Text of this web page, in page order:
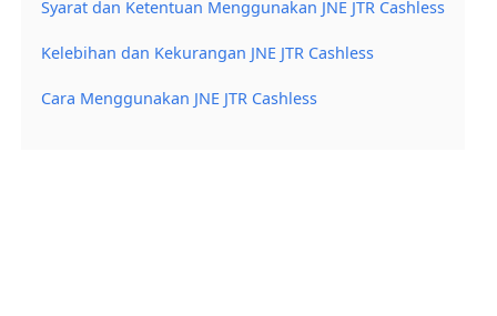
Syarat dan Ketentuan Menggunakan JNE JTR Cashless
Kelebihan dan Kekurangan JNE JTR Cashless
Cara Menggunakan JNE JTR Cashless